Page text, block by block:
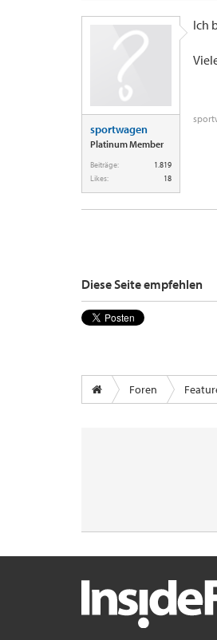
sportwagen
Platinum Member
Beiträge:
1.819
Likes:
18
Ich
Diese Seite empfehlen
Foren